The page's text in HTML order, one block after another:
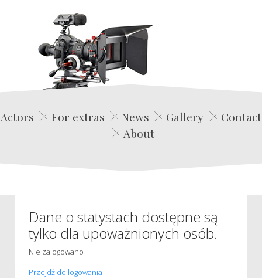
Edwin Film Agencja Aktorska
Actors For extras News Gallery
Contact
About
Dane o statystach dostępne są
tylko dla upoważnionych osób.
Nie zalogowano
Przejdź do logowania